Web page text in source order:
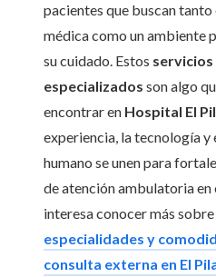
pacientes que buscan
médica como un ambiente
su cuidado. Estos servicios
especializados son algo
encontrar en Hospital El
experiencia, la tecnología y
humano se unen para
de atención ambulatoria en
interesa conocer más sobre
especialidades y
consulta externa en El